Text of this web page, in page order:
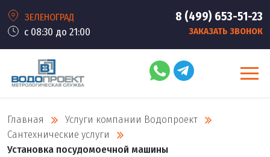
ЗЕЛЕНОГРАД
с 08:30 до 21:00
8 (499) 653-51-23
ЗАКАЗАТЬ ЗВОНОК
Главная
Услуги компании Водопроект
Сантехнические услуги
Установка посудомоечной машины